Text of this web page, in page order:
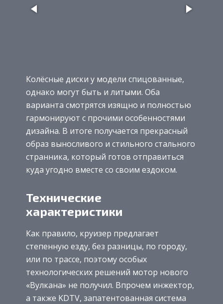
Колёсные диски у модели спицованные,
однако могут быть и литыми. Оба
варианта смотрятся изящно и полностью
гармонируют с прочими особенностями
дизайна. В итоге получается прекрасный
образ выносливого и стильного стального
странника, который готов отправиться
куда угодно вместе со своим ездоком.
Технические
характеристики
Как правило, круизер предлагает
степенную езду, без разницы, по городу,
или по трассе, поэтому особых
технологических решений мотор нового
«Вулкана» не получил. Впрочем инжектор,
а также KDTV, запатентованная система